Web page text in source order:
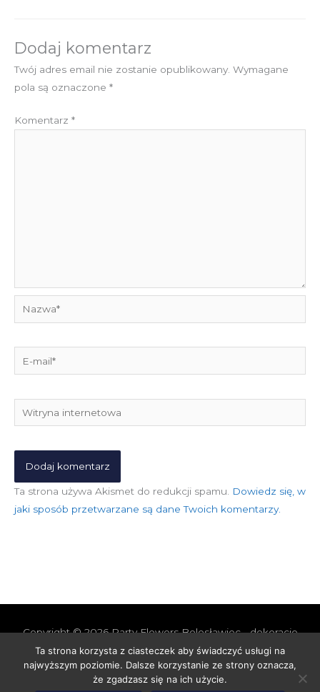
Dodaj komentarz
Twój adres email nie zostanie opublikowany. Wymagane
pola są oznaczone *
Komentarz *
mail*
Witryna
internetowa
Ta strona używa Akismet do redukcji spamu. Dowiedz się, w
jaki sposób przetwarzane są dane Twoich komentarzy.
Copyright © 2026Party Flowers Bolesławiec - dekoracje
nie tylko ślubne
Polityka prywatności i cookies
Polityka Jakości
Ta strona korzysta z ciasteczek aby świadczyć usługi na
najwyższym poziomie. Dalsze korzystanie ze strony oznacza,
że zgadzasz się na ich użycie.